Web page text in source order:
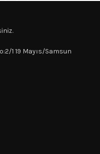
1 19 Mayıs/Samsun